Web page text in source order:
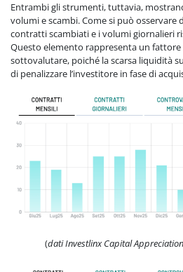
Entrambi gli strumenti, tuttavia,
volumi e scambi. Come si può osservare
contratti scambiati e i volumi giornalieri
Questo elemento rappresenta un fattore
sottovalutare, poiché la scarsa liquidità
di penalizzare l’investitore in fase di
(dati Investlinx Capital